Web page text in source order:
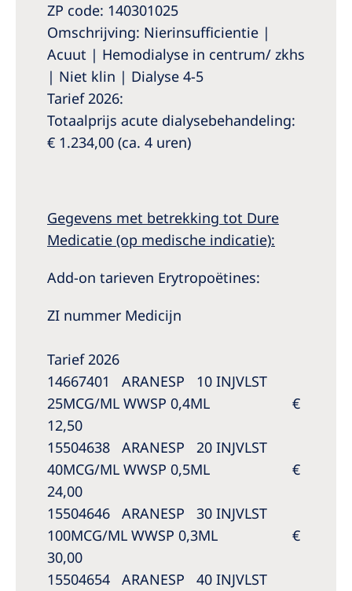
ZP code: 140301025
Omschrijving: Nierinsufficientie |
Acuut | Hemodialyse in centrum/ zkhs
| Niet klin | Dialyse 4-5
Tarief 2026:
Totaalprijs acute dialysebehandeling:
€ 1.234,00 (ca. 4 uren)
Gegevens met betrekking tot Dure
Medicatie (op medische indicatie):
Add-on tarieven Erytropoëtines:
ZI nummer Medicijn
Tarief 2026
14667401 ARANESP 10 INJVLST
25MCG/ML WWSP 0,4ML €
12,50
15504638 ARANESP 20 INJVLST
40MCG/ML WWSP 0,5ML €
24,00
15504646 ARANESP 30 INJVLST
100MCG/ML WWSP 0,3ML €
30,00
15504654 ARANESP 40 INJVLST